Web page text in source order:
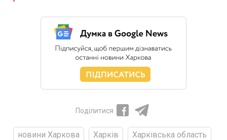
Поділитися
новини Харкова Харків
Харківська область